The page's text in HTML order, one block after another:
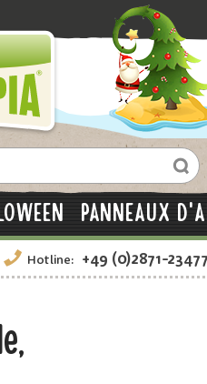
PANNEAUX
Hotline: +49 (0)2871-